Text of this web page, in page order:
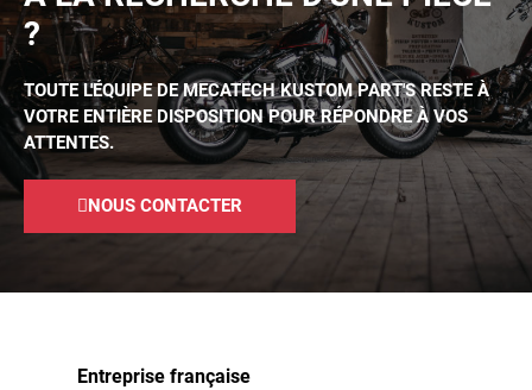
?
TOUTE L'ÉQUIPE DE MECATECH KUSTOM PART'S RESTE À
VOTRE ENTIÈRE DISPOSITION POUR RÉPONDRE À VOS
ATTENTES.
NOUS CONTACTER
Entreprise française